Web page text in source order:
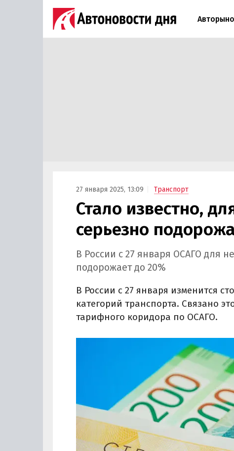
27 января 2025, 13:09 Транспорт
Стало известно,
серьезно
В России с 27 января ОСАГО для
подорожает до 20%
В России с 27 января изменится
категорий транспорта. Связано
тарифного коридора по ОСАГО.